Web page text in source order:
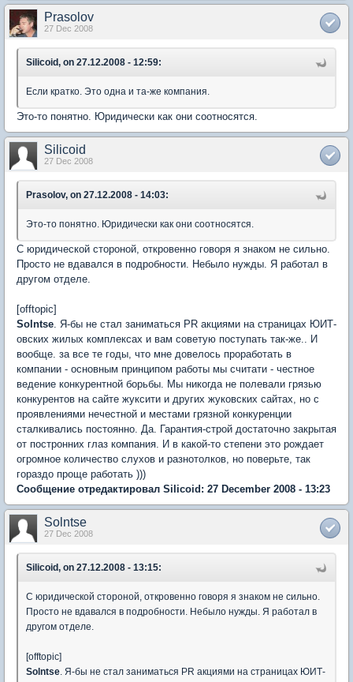
Prasolov
27 Dec 2008
Silicoid, on 27.12.2008 - 12:59:
Если кратко. Это одна и та-же компания.
Это-то понятно. Юридически как они соотносятся.
Silicoid
27 Dec 2008
Prasolov, on 27.12.2008 - 14:03:
Это-то понятно. Юридически как они соотносятся.
С юридической стороной, откровенно говоря я знаком не сильно.
Просто не вдавался в подробности. Небыло нужды. Я работал в
другом отделе.
[offtopic]
Solntse. Я-бы не стал заниматься PR акциями на страницах ЮИТ-
овских жилых комплексах и вам советую поступать так-же.. И
вообще. за все те годы, что мне довелось проработать в
компании - основным принципом работы мы считати - честное
ведение конкурентной борьбы. Мы никогда не полевали грязью
конкурентов на сайте жуксити и других жуковских сайтах, но с
проявлениями нечестной и местами грязной конкуренции
сталкивались постоянно. Да. Гарантия-строй достаточно закрытая
от постронних глаз компания. И в какой-то степени это рождает
огромное количество слухов и разнотолков, но поверьте, так
гораздо проще работать )))
Сообщение отредактировал Silicoid: 27 December 2008 - 13:23
Solntse
27 Dec 2008
Silicoid, on 27.12.2008 - 13:15:
С юридической стороной, откровенно говоря я знаком не сильно.
Просто не вдавался в подробности. Небыло нужды. Я работал в
другом отделе.
[offtopic]
Solntse. Я-бы не стал заниматься PR акциями на страницах ЮИТ-